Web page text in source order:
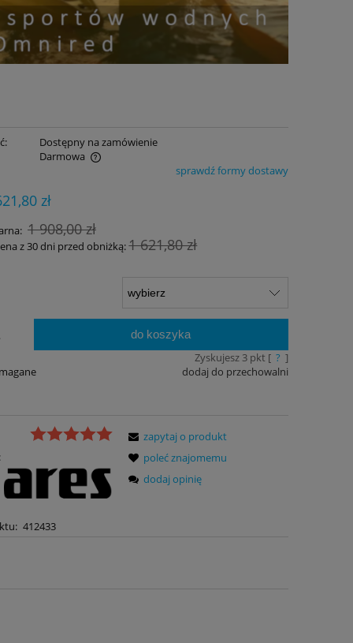
Dostępny na zamówienie
Darmowa
sprawdź formy dostawy
zł
1 908,00 zł
z 30 dni przed obniżką:1 621,80 zł
do koszyka
Zyskujesz 3pkt [ ? ]
dodaj do przechowalni
412433
zapytaj o produkt
poleć znajomemu
dodaj opinię